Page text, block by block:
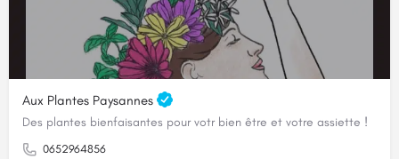
Aux Plantes Paysannes
Des plantes bienfaisantes pour votr bien être et votre assiette !
0652964856